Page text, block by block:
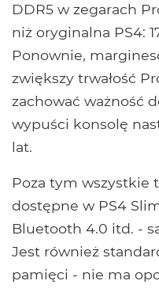
DDR5 w zegarach
niż oryginalna PS4:
Ponownie,
zwiększy trwałość
zachować ważność
wypuści konsolę
lat.
Poza tym wszystkie
dostępne w PS4
Bluetooth 4.0 itd. -
Jest również
pamięci - nie ma